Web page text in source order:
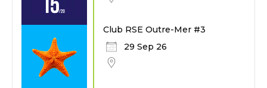
Club RSE Outre-Mer #3
29 Sep 26